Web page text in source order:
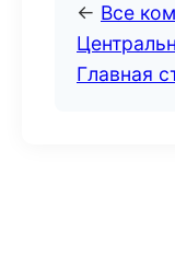
← Все
Главная